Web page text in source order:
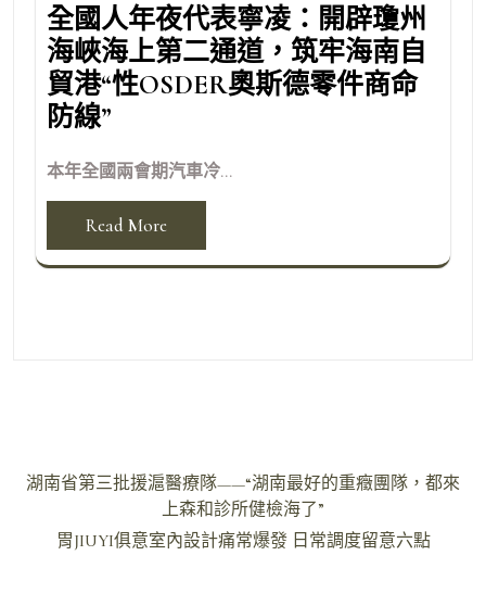
全國人年夜代表寧凌：開辟瓊州
海峽海上第二通道，筑牢海南自
貿港“性OSDER奧斯德零件商命
防線”
本年全國兩會期汽車冷...
Read More
文
湖南省第三批援滬醫療隊——“湖南最好的重癥團隊，都來
上森和診所健檢海了”
胃JIUYI俱意室內設計痛常爆發 日常調度留意六點